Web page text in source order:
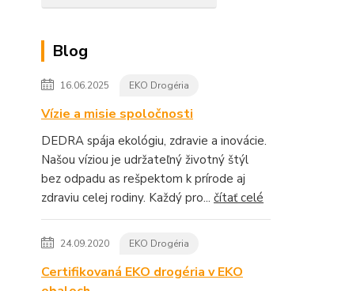
Blog
16.06.2025 EKO Drogéria
Vízie a misie spoločnosti
DEDRA spája ekológiu, zdravie a inovácie.
Našou víziou je udržateľný životný štýl
bez odpadu as rešpektom k prírode aj
zdraviu celej rodiny. Každý pro... čítať celé
24.09.2020 EKO Drogéria
Certifikovaná EKO drogéria v EKO